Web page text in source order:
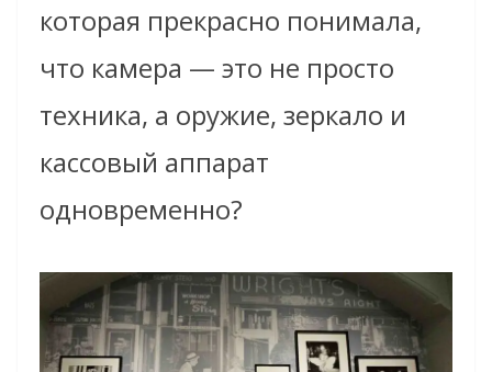
которая прекрасно понимала,
что камера — это не просто
техника, а оружие, зеркало и
кассовый аппарат
одновременно?